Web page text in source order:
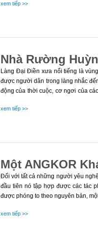
xem tiếp >>
Nhà Rường
Làng Đại Điền xưa nổi tiếng là
được người dân trong làng nhắc
động của thời cuộc, cơ ngơi của
xem tiếp >>
Một ANGKOR
Đối với tất cả những người yêu
đầu tiên nó tập hợp được các tác
được phóng to theo nguyên bản,
xem tiếp >>